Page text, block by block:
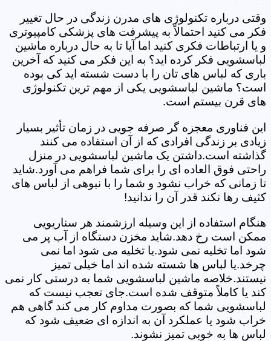
وقتی درباره تکنولوژی های مدرن زندگی در حال تغییر
فکر می کنید احتمالاً به پیشرفت های پزشکی کامپیوتری
و یا ارتباطات فکری کنید اما آیا تا به حال درباره ماشین
لباسشویی فکر کرده اید؟ به این فکر می کنید که آخرین
باری که لباس های تان را با دست شسته اید کی بوده
است؟ ماشین لباسشویی یکی از مهم ترین تکنولوژی
های قرن بیستم است.
این فناوری معجزه گر صرفه جویی در زمان تأثیر بسیار
زیادی بر زندگی افرادی که از آن استفاده می کنند
گذاشته است.داشتن یک ماشین لباسشویی در منزل
راحتی فوق العاده ای را برای شما فراهم می آورد.شاید
تا زمانی که خراب نشود و شما را با نبوهی از لباس های
کثیف رها نکند قدر آن را ندانید!
هنگام استفاده از این وسیله ارزشمند هر سناریویی
ممکن است رخ دهد.شاید مخزن دستگاه از آب پر می
شود اما تخلیه نمی شود.یا تخلیه می شود اما نمی
چرخد.یا لباس ها شسته شده اند اما خیلی تمیز
نیستند.خلاصه ماشین لباسشویی شما به درستی کار نمی
کند یا کاملاً متوقف شده است.جای تعجب نیست که
لباسشویی شما که بصورت مداوم کار می کند گاهی هم
خراب شود یا عملکرد آن به اندازه ای ضعیف شود که
لباس ها به خوبی تمیز نشوند.